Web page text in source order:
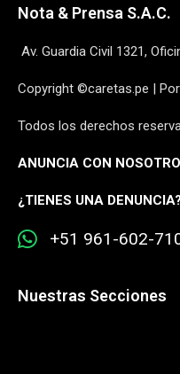
Nota & Prensa S.A.C.
Av. Guardia Civil 1321,
Copyright ©caretas.pe |
Todos los derechos
ANUNCIA CON
¿TIENES UNA
+51 961-602-
Nuestras Secciones